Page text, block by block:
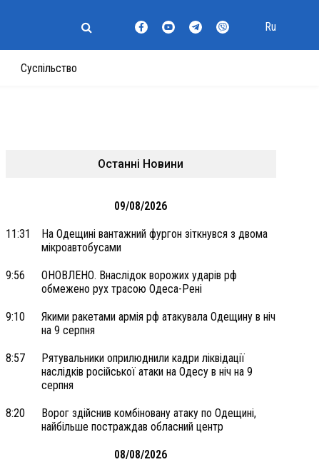
Суспільство
Ru
Останні Новини
09/08/2026
11:31
На Одещині вантажний фургон зіткнувся з двома
мікроавтобусами
9:56
ОНОВЛЕНО. Внаслідок ворожих ударів рф
обмежено рух трасою Одеса-Рені
9:10
Якими ракетами армія рф атакувала Одещину в ніч
на 9 серпня
8:57
Рятувальники оприлюднили кадри ліквідації
наслідків російської атаки на Одесу в ніч на 9
серпня
8:20
Ворог здійснив комбіновану атаку по Одещині,
найбільше постраждав обласний центр
08/08/2026